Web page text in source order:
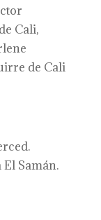
Cali,
de Cali
Samán.